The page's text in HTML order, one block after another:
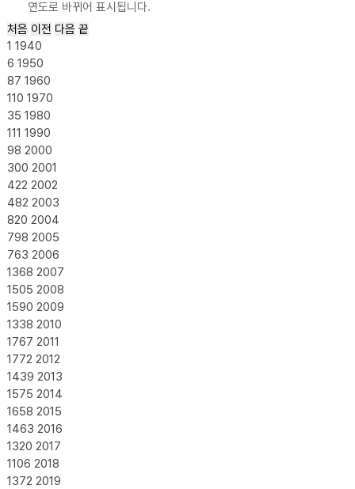
연도로 바뀌어 표시됩니다.
처음 이전 다음 끝
1 1940
6 1950
87 1960
110 1970
35 1980
111 1990
98 2000
300 2001
422 2002
482 2003
820 2004
798 2005
763 2006
1368 2007
1505 2008
1590 2009
1338 2010
1767 2011
1772 2012
1439 2013
1575 2014
1658 2015
1463 2016
1320 2017
1106 2018
1372 2019